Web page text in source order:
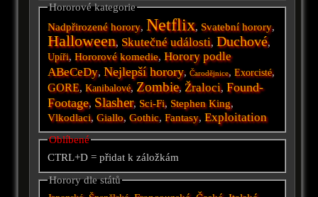
Hororové kategorie
Nadpřirozené horory, Netflix, Svatební horory,
Halloween, Skutečné události, Duchové,
Upíři,Hororové komedie,Horory podle
ABeCeDy, Nejlepší horory,Čarodějnice,Exorcisté,
GORE,Kanibalové, Zombie, Žraloci, Found-
Footage, Slasher, Sci-Fi, Stephen King,
Vlkodlaci,Giallo,Gothic,Fantasy,Exploitation
Oblíbené
CTRL+D = přidat k záložkám
Horory dle států